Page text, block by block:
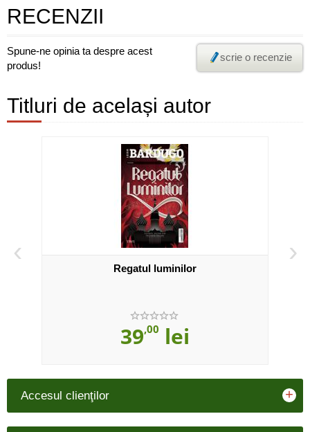
RECENZII
Spune-ne opinia ta despre acest
produs!
scrie o recenzie
Titluri de același autor
‹
Regatul luminilor
39,00 lei
›
Accesul clienţilor +